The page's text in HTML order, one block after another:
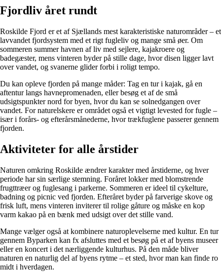
Fjordliv året rundt
Roskilde Fjord er et af Sjællands mest karakteristiske naturområder – et
lavvandet fjordsystem med et rigt fugleliv og mange små øer. Om
sommeren summer havnen af liv med sejlere, kajakroere og
badegæster, mens vinteren byder på stille dage, hvor disen ligger lavt
over vandet, og svanerne glider forbi i roligt tempo.
Du kan opleve fjorden på mange måder: Tag en tur i kajak, gå en
aftentur langs havnepromenaden, eller besøg et af de små
udsigtspunkter nord for byen, hvor du kan se solnedgangen over
vandet. For naturelskere er området også et vigtigt levested for fugle –
især i forårs- og efterårsmånederne, hvor trækfuglene passerer gennem
fjorden.
Aktiviteter for alle årstider
Naturen omkring Roskilde ændrer karakter med årstiderne, og hver
periode har sin særlige stemning. Foråret lokker med blomstrende
frugttræer og fuglesang i parkerne. Sommeren er ideel til cykelture,
badning og picnic ved fjorden. Efteråret byder på farverige skove og
frisk luft, mens vinteren inviterer til rolige gåture og måske en kop
varm kakao på en bænk med udsigt over det stille vand.
Mange vælger også at kombinere naturoplevelserne med kultur. En tur
gennem Byparken kan fx afsluttes med et besøg på et af byens museer
eller en koncert i det nærliggende kulturhus. På den måde bliver
naturen en naturlig del af byens rytme – et sted, hvor man kan finde ro
midt i hverdagen.